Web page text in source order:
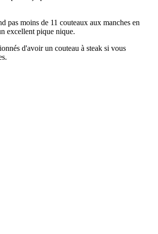
pas moins de 11 couteaux aux manches en
excellent pique nique.
d'avoir un couteau à steak si vous